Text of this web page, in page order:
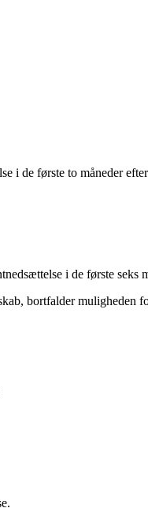
de første to måneder
i de første seks
bortfalder muligheden